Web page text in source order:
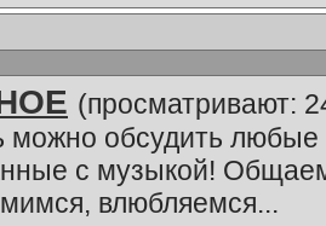
(просматривают:
можно обсудить
с музыкой!
влюбляемся...